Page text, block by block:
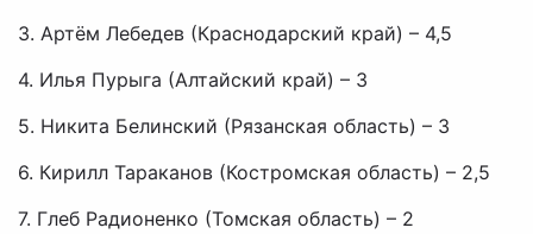
3. Артём Лебедев (Краснодарский край) – 4,5
4. Илья Пурыга (Алтайский край) – 3
5. Никита Белинский (Рязанская область) – 3
6. Кирилл Тараканов (Костромская область) – 2,5
7. Глеб Радионенко (Томская область) – 2